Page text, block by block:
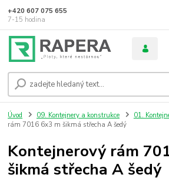
+420 607 075 655
7-15 hodina
Úvod 09. Kontejnery a konstrukce 01.
rám 7016 6x3 m šikmá střecha A šedý
Kontejnerový rám
šikmá střecha A šedý